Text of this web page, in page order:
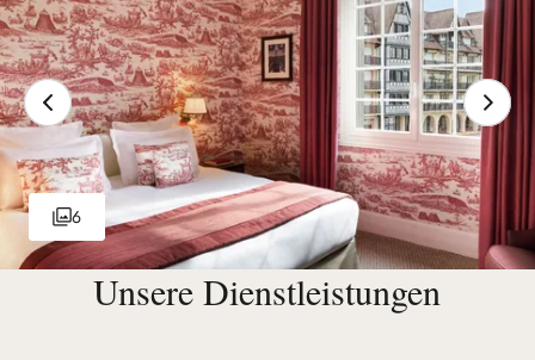
6
Unsere Dienstleistungen